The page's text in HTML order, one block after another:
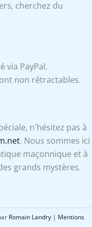
cherchez du
via PayPal.
non rétractables.
n'hésitez pas à
. Nous sommes ici
maçonnique et à
grands mystères.
Romain Landry| Mentions